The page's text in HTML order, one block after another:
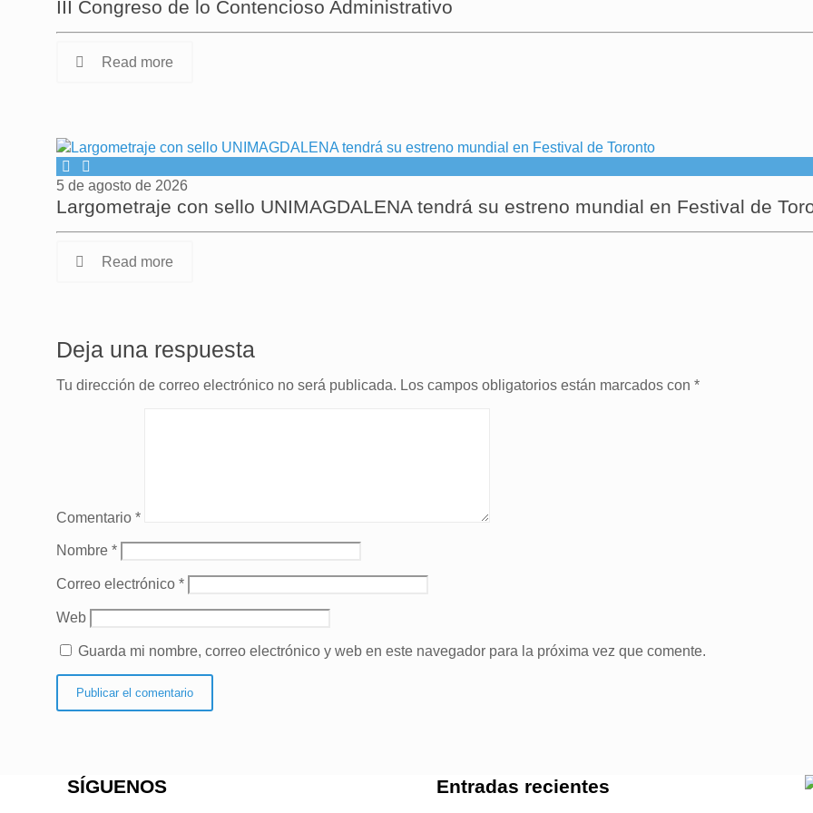
III Congreso de lo Contencioso Administrativo
Read more
5 de agosto de 2026
Largometraje con sello UNIMAGDALENA tendrá su estreno mundial en Festival de
Read more
Deja una respuesta
Tu dirección de correo electrónico no será publicada. Los campos obligatorios están marcados con *
Comentario *
Nombre *
Correo electrónico *
Web
Guarda mi nombre, correo electrónico y web en este navegador para la próxima vez que comente.
SÍGUENOS Entradas recientes